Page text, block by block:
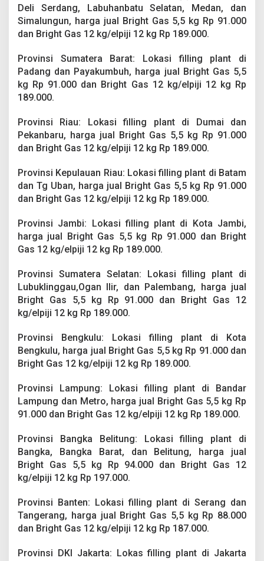
Deli Serdang, Labuhanbatu Selatan, Medan, dan
Simalungun, harga jual Bright Gas 5,5 kg Rp 91.000
dan Bright Gas 12 kg/elpiji 12 kg Rp 189.000.
Provinsi Sumatera Barat: Lokasi filling plant di
Padang dan Payakumbuh, harga jual Bright Gas 5,5
kg Rp 91.000 dan Bright Gas 12 kg/elpiji 12 kg Rp
189.000.
Provinsi Riau: Lokasi filling plant di Dumai dan
Pekanbaru, harga jual Bright Gas 5,5 kg Rp 91.000
dan Bright Gas 12 kg/elpiji 12 kg Rp 189.000.
Provinsi Kepulauan Riau: Lokasi filling plant di Batam
dan Tg Uban, harga jual Bright Gas 5,5 kg Rp 91.000
dan Bright Gas 12 kg/elpiji 12 kg Rp 189.000.
Provinsi Jambi: Lokasi filling plant di Kota Jambi,
harga jual Bright Gas 5,5 kg Rp 91.000 dan Bright
Gas 12 kg/elpiji 12 kg Rp 189.000.
Provinsi Sumatera Selatan: Lokasi filling plant di
Lubuklinggau,Ogan Ilir, dan Palembang, harga jual
Bright Gas 5,5 kg Rp 91.000 dan Bright Gas 12
kg/elpiji 12 kg Rp 189.000.
Provinsi Bengkulu: Lokasi filling plant di Kota
Bengkulu, harga jual Bright Gas 5,5 kg Rp 91.000 dan
Bright Gas 12 kg/elpiji 12 kg Rp 189.000.
Provinsi Lampung: Lokasi filling plant di Bandar
Lampung dan Metro, harga jual Bright Gas 5,5 kg Rp
91.000 dan Bright Gas 12 kg/elpiji 12 kg Rp 189.000.
Provinsi Bangka Belitung: Lokasi filling plant di
Bangka, Bangka Barat, dan Belitung, harga jual
Bright Gas 5,5 kg Rp 94.000 dan Bright Gas 12
kg/elpiji 12 kg Rp 197.000.
Provinsi Banten: Lokasi filling plant di Serang dan
Tangerang, harga jual Bright Gas 5,5 kg Rp 88.000
dan Bright Gas 12 kg/elpiji 12 kg Rp 187.000.
Provinsi DKI Jakarta: Lokas filling plant di Jakarta